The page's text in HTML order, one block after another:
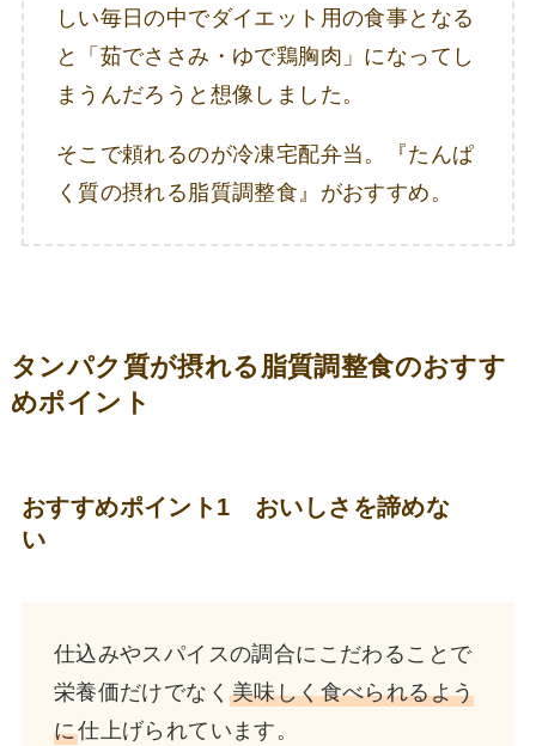
しい毎日の中でダイエット用の食事となる
と「茹でささみ・ゆで鶏胸肉」になってし
まうんだろうと想像しました。
そこで頼れるのが冷凍宅配弁当。『たんぱ
く質の摂れる脂質調整食』がおすすめ。
タンパク質が摂れる脂質調整食のおすす
めポイント
おすすめポイント1 おいしさを諦めな
い
仕込みやスパイスの調合にこだわることで
栄養価だけでなく美味しく食べられるよう
に仕上げられています。